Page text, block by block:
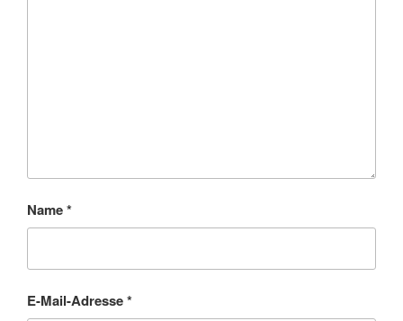
Name*
E-Mail-Adresse*